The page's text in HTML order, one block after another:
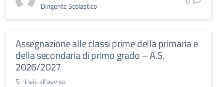
Dirigente Scolastico
Assegnazione alle classi prime della primaria e
della secondaria di primo grado – A.S.
2026/2027
Si rinvia all'avviso